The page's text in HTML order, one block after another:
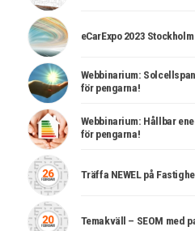
eCarExpo 2023
Webbinarium:
för pengarna!
Webbinarium: Hållbar
för pengarna!
Träffa NEWEL på
Temakväll – SEOM med